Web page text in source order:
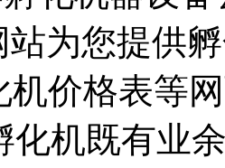
站为您提供
机价格表等
化机既有业